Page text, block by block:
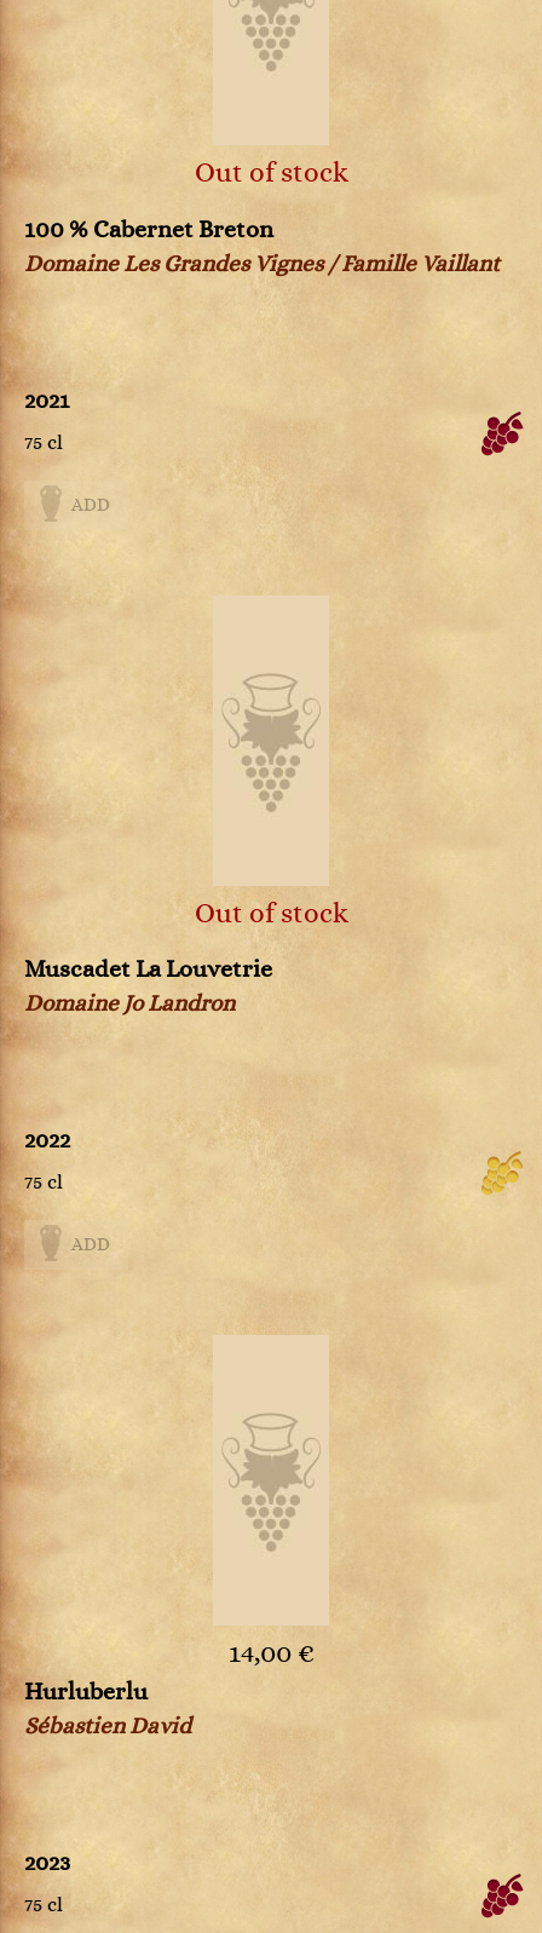
Out of stock
100 % Cabernet Breton
Domaine Les Grandes Vignes / Famille Vaillant
2021
75 cl
ADD
Out of stock
Muscadet La Louvetrie
Domaine Jo Landron
2022
75 cl
ADD
14,00 €
Hurluberlu
Sébastien David
2023
75 cl